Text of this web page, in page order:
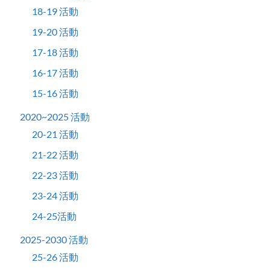
18-19 活動
19-20 活動
17-18 活動
16-17 活動
15-16 活動
2020~2025 活動
20-21 活動
21-22 活動
22-23 活動
23-24 活動
24-25活動
2025-2030 活動
25-26 活動